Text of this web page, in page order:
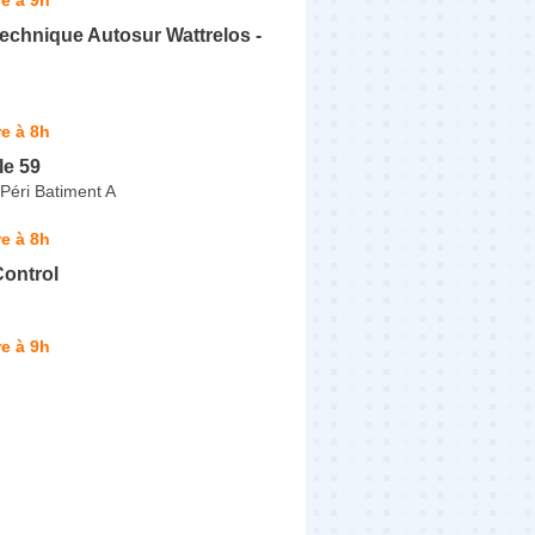
Autosur Wattrelos -
à 8h
59
Batiment A
à 8h
à 9h